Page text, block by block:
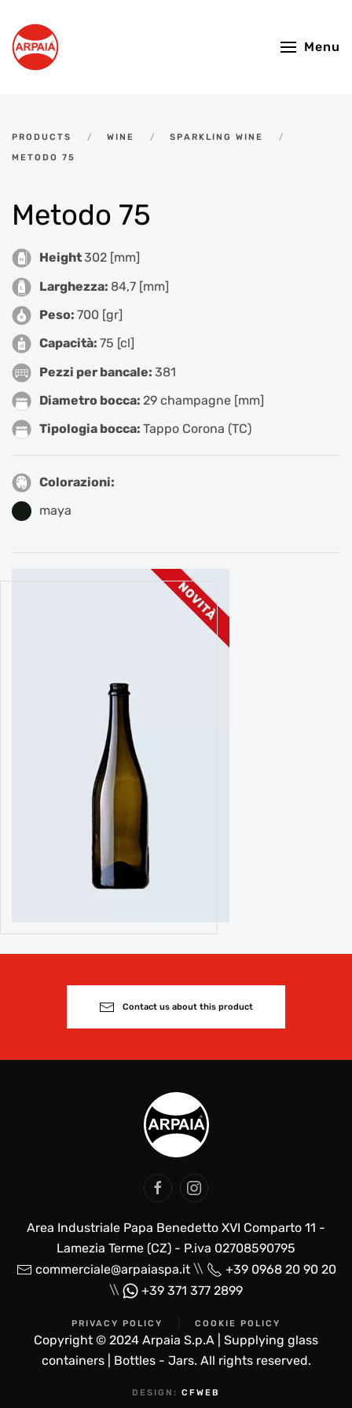
Skip to main content
Menu
PRODUCTS WINE
SPARKLING WINE
METODO 75
Metodo 75
Height302 [mm]
Larghezza: 84,7 [mm]
Peso: 700 [gr]
Capacità: 75 [cl]
Pezzi per bancale: 381
Diametro bocca: 29 champagne [mm]
Tipologia bocca: Tappo Corona (TC)
Colorazioni:
maya
Contact us about this product
Area Industriale Papa Benedetto XVI Comparto 11 -
Lamezia Terme (CZ) - P.iva 02708590795
commerciale@arpaiaspa.it\\
+39 0968 20 90 20
\\
+39 371 377 2899
PRIVACY POLICY COOKIE POLICY
Copyright © 2024 Arpaia S.p.A | Supplying glass
containers | Bottles - Jars. All rights reserved.
DESIGN: CFWEB